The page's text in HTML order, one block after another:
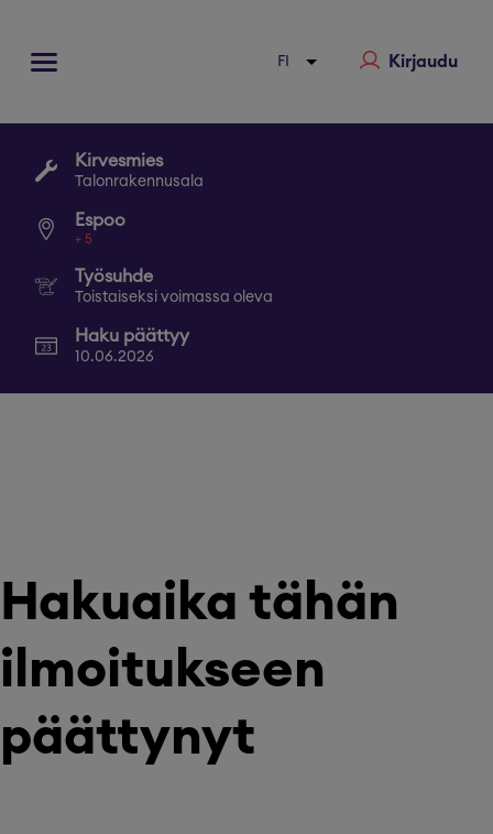
Kirjaudu
Kirvesmies
Talonrakennusala
Espoo
+ 5
Työsuhde
Toistaiseksi voimassa oleva
Haku päättyy
10.06.2026
Hakuaika tähän
ilmoitukseen
päättynyt